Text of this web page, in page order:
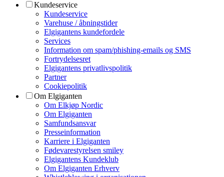
Kundeservice
Kundeservice
Varehuse / åbningstider
Elgigantens kundefordele
Services
Information om spam/phishing-emails og SMS
Fortrydelsesret
Elgigantens privatlivspolitik
Partner
Cookiepolitik
Om Elgiganten
Om Elkjøp Nordic
Om Elgiganten
Samfundsansvar
Presseinformation
Karriere i Elgiganten
Fødevarestyrelsen smiley
Elgigantens Kundeklub
Om Elgiganten Erhverv